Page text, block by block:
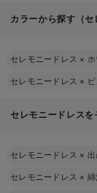
カラーから探す（セ
セレモニードレス ×
セレモニードレス ×
セレモニードレス
セレモニードレス ×
セレモニードレス ×